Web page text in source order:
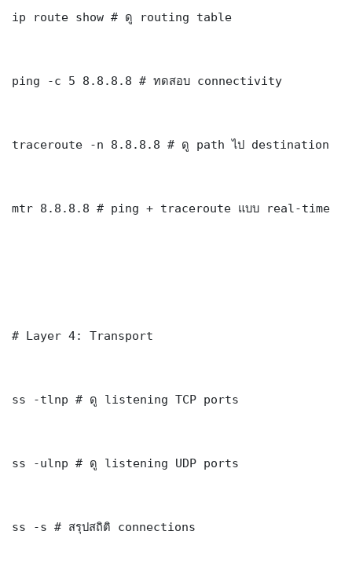
ip route show # ดู routing table
ping -c 5 8.8.8.8 # ทดสอบ connectivity
traceroute -n 8.8.8.8 # ดู path ไป destination
mtr 8.8.8.8 # ping + traceroute แบบ real-time
# Layer 4: Transport
ss -tlnp # ดู listening TCP ports
ss -ulnp # ดู listening UDP ports
ss -s # สรุปสถิติ connections